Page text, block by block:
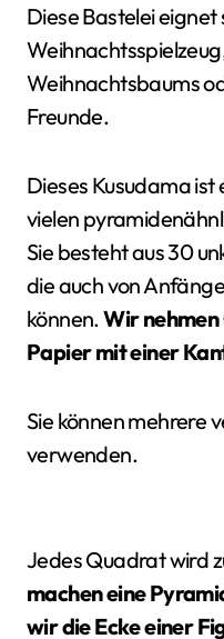
Diese Bastelei
Weihnachtsbaums
Freunde.
Dieses Kusudama
vielen
Sie besteht aus 30
die auch von
können.Wir
Papier mit einer
Sie können mehrere
verwenden.
Jedes Quadrat wird
machen eine
wir die Ecke einer